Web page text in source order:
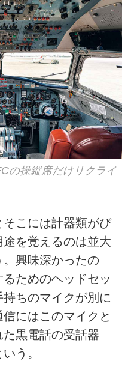
の操縦席だけリクライ
こには計器類がび
を覚えるのは並大
興味深かったの
ためのヘッドセッ
持ちのマイクが別に
にはこのマイクと
黒電話の受話器
う。